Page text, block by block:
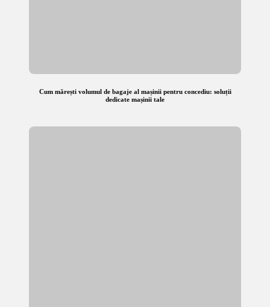
Cum mărești volumul de bagaje al mașinii pentru concediu: soluții
dedicate mașinii tale